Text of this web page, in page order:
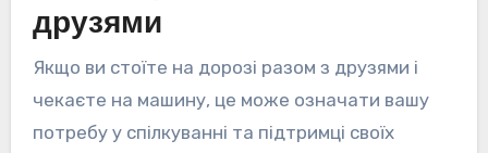
друзями
Якщо ви стоїте на дорозі разом з друзями і
чекаєте на машину, це може означати вашу
потребу у спілкуванні та підтримці своїх